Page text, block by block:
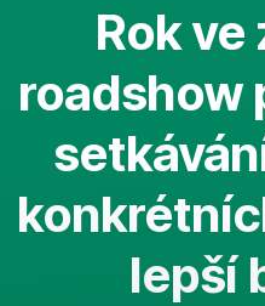
Rok ve
roadshow
lepší